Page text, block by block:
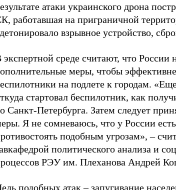
атаки украинского дрона
работавшая на приграничной
взрывное устройство,
экспертной среде считают, что
меры, чтобы
на подлете к городам.
стартовал беспилотник, как
Санкт-Петербурга. Затем следует
Я не сомневаюсь, что у России
подобным угрозам», –
политического анализа и
РЭУ им. Плеханова Андрей
подобных атак – запугивание